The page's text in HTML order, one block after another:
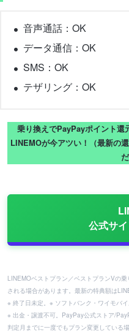
音声通話：OK
データ通信：OK
SMS：OK
テザリング：OK
乗り換えでPayPayポイント還
LINEMOが今アツい！（最新の
公式サ
LINEMOベストプラン／ベストプランVの
される場合があります。最新の特典額は
※ 終了日未定。※ ソフトバンク・ワイモバ
※ 出金・譲渡不可。PayPay公式ストア/
判定月までに一度でもプラン変更している